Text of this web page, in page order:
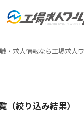
・求人情報なら工場求人
（絞り込み結果）